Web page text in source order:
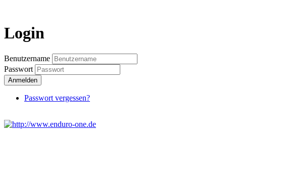
Login
Benutzername
Passwort
Anmelden
Passwort vergessen?